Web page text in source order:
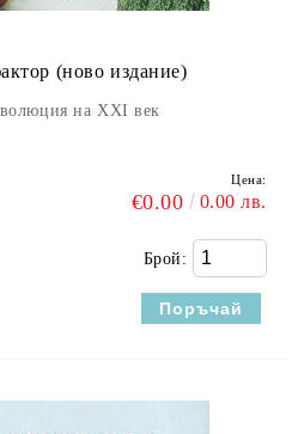
(ново издание)
на ХХI век
Цена:
€0.00 0.00 лв.
Брой: